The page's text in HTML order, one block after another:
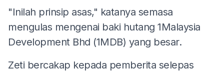
"Inilah prinsip asas," katanya semasa
mengulas mengenai baki hutang 1Malaysia
Development Bhd (1MDB) yang besar.
Zeti bercakap kepada pemberita selepas